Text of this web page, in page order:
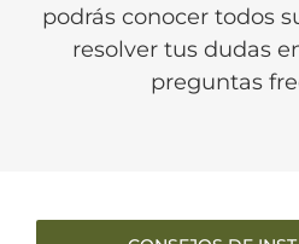
podrás conocer todos
resolver tus dudas
preguntas